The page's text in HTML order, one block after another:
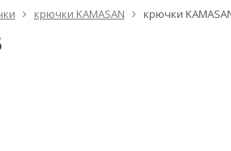
крючки KAMASAN крючки